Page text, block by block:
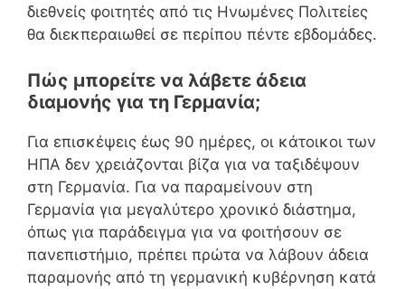
διεθνείς φοιτητές από τις Ηνωμένες Πολιτείες
θα διεκπεραιωθεί σε περίπου πέντε εβδομάδες.
Πώς μπορείτε να λάβετε άδεια
διαμονής για τη Γερμανία;
Για επισκέψεις έως 90 ημέρες, οι κάτοικοι των
ΗΠΑ δεν χρειάζονται βίζα για να ταξιδέψουν
στη Γερμανία. Για να παραμείνουν στη
Γερμανία για μεγαλύτερο χρονικό διάστημα,
όπως για παράδειγμα για να φοιτήσουν σε
πανεπιστήμιο, πρέπει πρώτα να λάβουν άδεια
παραμονής από τη γερμανική κυβέρνηση κατά